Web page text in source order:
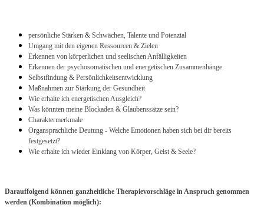
persönliche Stärken & Schwächen, Talente und Potenzial
Umgang mit den eigenen Ressourcen & Zielen
Erkennen von körperlichen und seelischen Anfälligkeiten
Erkennen der psychosomatischen und energetischen Zusammenhänge
Selbstfindung & Persönlichkeitsentwicklung
Maßnahmen zur Stärkung der Gesundheit
Wie erhalte ich energetischen Ausgleich?
Was könnten meine Blockaden & Glaubenssätze sein?
Charaktermerkmale
Organsprachliche Deutung - Welche Emotionen haben sich bei dir bereits
festgesetzt?
Wie erhalte ich wieder Einklang von Körper, Geist & Seele?
Darauffolgend können ganzheitliche Therapievorschläge in Anspruch genommen
werden (Kombination möglich):